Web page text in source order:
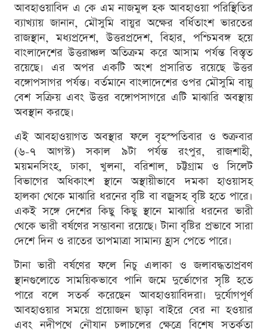
আবহাওয়াবিদ এ কে এম নাজমুল হক আবহাওয়া পরিস্থিতির
ব্যাখ্যায় জানান, মৌসুমি বায়ুর অক্ষের বর্ধিতাংশ ভারতের
রাজস্থান, মধ্যপ্রদেশ, উত্তরপ্রদেশ, বিহার, পশ্চিমবঙ্গ হয়ে
বাংলাদেশের উত্তরাঞ্চল অতিক্রম করে আসাম পর্যন্ত বিস্তৃত
রয়েছে। এর অপর একটি অংশ প্রসারিত রয়েছে উত্তর
বঙ্গোপসাগর পর্যন্ত। বর্তমানে বাংলাদেশের ওপর মৌসুমি বায়ু
বেশ সক্রিয় এবং উত্তর বঙ্গোপসাগরে এটি মাঝারি অবস্থায়
অবস্থান করছে।
এই আবহাওয়াগত অবস্থার ফলে বৃহস্পতিবার ও শুক্রবার
(৬-৭ আগস্ট) সকাল ৯টা পর্যন্ত রংপুর, রাজশাহী,
ময়মনসিংহ, ঢাকা, খুলনা, বরিশাল, চট্টগ্রাম ও সিলেট
বিভাগের অধিকাংশ স্থানে অস্থায়ীভাবে দমকা হাওয়াসহ
হালকা থেকে মাঝারি ধরনের বৃষ্টি বা বজ্রসহ বৃষ্টি হতে পারে।
একই সঙ্গে দেশের কিছু কিছু স্থানে মাঝারি ধরনের ভারী
থেকে ভারী বর্ষণের সম্ভাবনা রয়েছে। টানা বৃষ্টির প্রভাবে সারা
দেশে দিন ও রাতের তাপমাত্রা সামান্য হ্রাস পেতে পারে।
টানা ভারী বর্ষণের ফলে নিচু এলাকা ও জলাবদ্ধতাপ্রবণ
স্থানগুলোতে সাময়িকভাবে পানি জমে দুর্ভোগের সৃষ্টি হতে
পারে বলে সতর্ক করেছেন আবহাওয়াবিদরা। দুর্যোগপূর্ণ
আবহাওয়ার সময়ে প্রয়োজন ছাড়া বাইরে বের না হওয়ার
এবং নদীপথে নৌযান চলাচলের ক্ষেত্রে বিশেষ সতর্কতা